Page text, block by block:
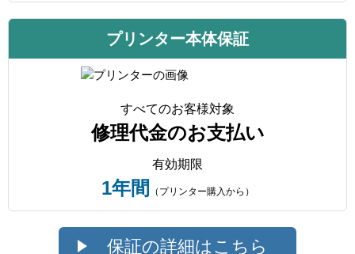
プリンター本体保証
すべてのお客様対象
修理代金のお支払い
有効期限
1年間 （プリンター購入から）
保証の詳細はこちら